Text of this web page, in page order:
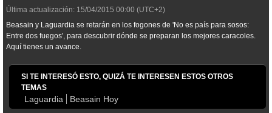
Última actualización: 15/04/2015 00:00 (UTC+2)
Beasain y Laguardia se retarán en los fogones de 'No es país para sosos:
Entre dos fuegos', para descubrir dónde se preparan los mejores caracoles.
Aquí tienes un avance.
SI TE INTERESÓ ESTO, QUIZÁ TE INTERESEN ESTOS OTROS
TEMAS
Laguardia Beasain Hoy